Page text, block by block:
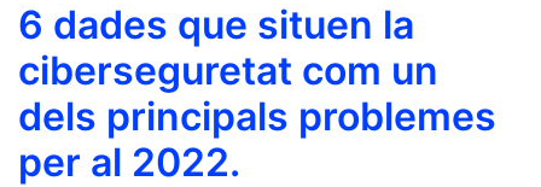
6 dades que situen la
ciberseguretat com un
dels principals problemes
per al 2022.